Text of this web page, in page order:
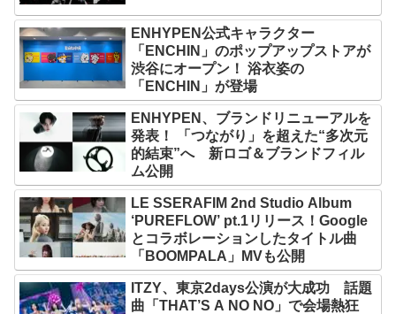
ENHYPEN公式キャラクター
「ENCHIN」のポップアップストアが
渋谷にオープン！ 浴衣姿の
「ENCHIN」が登場
ENHYPEN、ブランドリニューアルを
発表！ 「つながり」を超えた“多次元
的結束”へ 新ロゴ＆ブランドフィル
ム公開
LE SSERAFIM 2nd Studio Album
‘PUREFLOW’ pt.1リリース！Google
とコラボレーションしたタイトル曲
「BOOMPALA」MVも公開
ITZY、東京2days公演が大成功 話題
曲「THAT’S A NO NO」で会場熱狂